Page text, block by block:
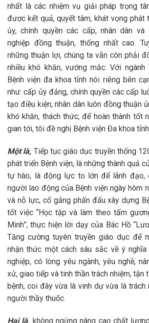
nhất là các nhiệm vụ giải pháp trọng
được kết quả, quyết tâm, khát vọng phát
ủy, chính quyền các cấp, nhân dân và
nghiệp đồng thuận, thống nhất cao.
những thuận lợi, chúng ta vẫn còn phải
nhiều khó khăn, vướng mắc. Với
Bệnh viện đa khoa tỉnh nói riêng bên
như: cấp ủy đảng, chính quyền các cấp
tạo điều kiện, nhân dân luôn đồng thuận
khó khăn, thách thức; để hoàn thành tốt
gian tới, tôi đề nghị Bệnh viện Đa khoa
Một là, Tiếp tục giáo dục truyền thống
phát triển Bệnh viện, là những thành quả
tự hào, là động lực to lớn để lãnh đạo,
người lao động của Bệnh viện ngày hôm
và nỗ lực, cố gắng phấn đấu xây dựng
tốt việc “Học tập và làm theo tấm
Minh”; thực hiện lời dạy của Bác Hồ
Tăng cường tuyên truyền giáo dục để
nhận thức một cách sâu sắc về ý nghĩa
nghiệp, có lòng yêu ngành, yêu nghề,
xử, giao tiếp và tinh thần trách nhiệm, tận
bệnh, coi đây vừa là vinh dự vừa là trách
người thầy thuốc.
Hai là, không ngừng nâng cao chất